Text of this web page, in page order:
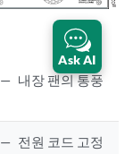
— 내장 팬의 통풍
— 전원 코드 고정
Ask AI